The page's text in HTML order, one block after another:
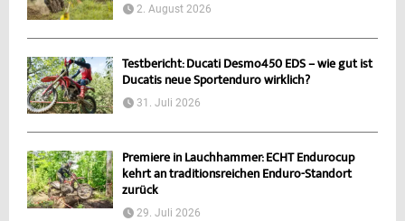
2. August 2026
Testbericht: Ducati Desmo450 EDS – wie gut ist
Ducatis neue Sportenduro wirklich?
31. Juli 2026
Premiere in Lauchhammer: ECHT Endurocup
kehrt an traditionsreichen Enduro-Standort
zurück
29. Juli 2026